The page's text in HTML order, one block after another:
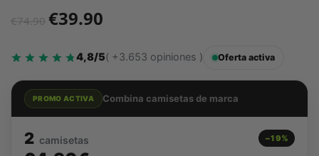
€74.90 €39.90
4,8/5( +3.653 opiniones ) Oferta activa
PROMO ACTIVA Combina camisetas de marca
2 camisetas −19%